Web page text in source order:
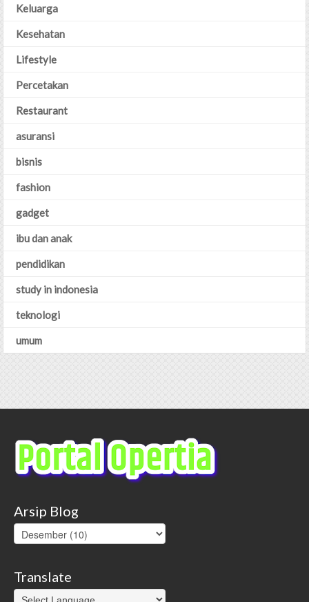
Keluarga
Kesehatan
Lifestyle
Percetakan
Restaurant
asuransi
bisnis
fashion
gadget
ibu dan anak
pendidikan
study in indonesia
teknologi
umum
Arsip Blog
Translate